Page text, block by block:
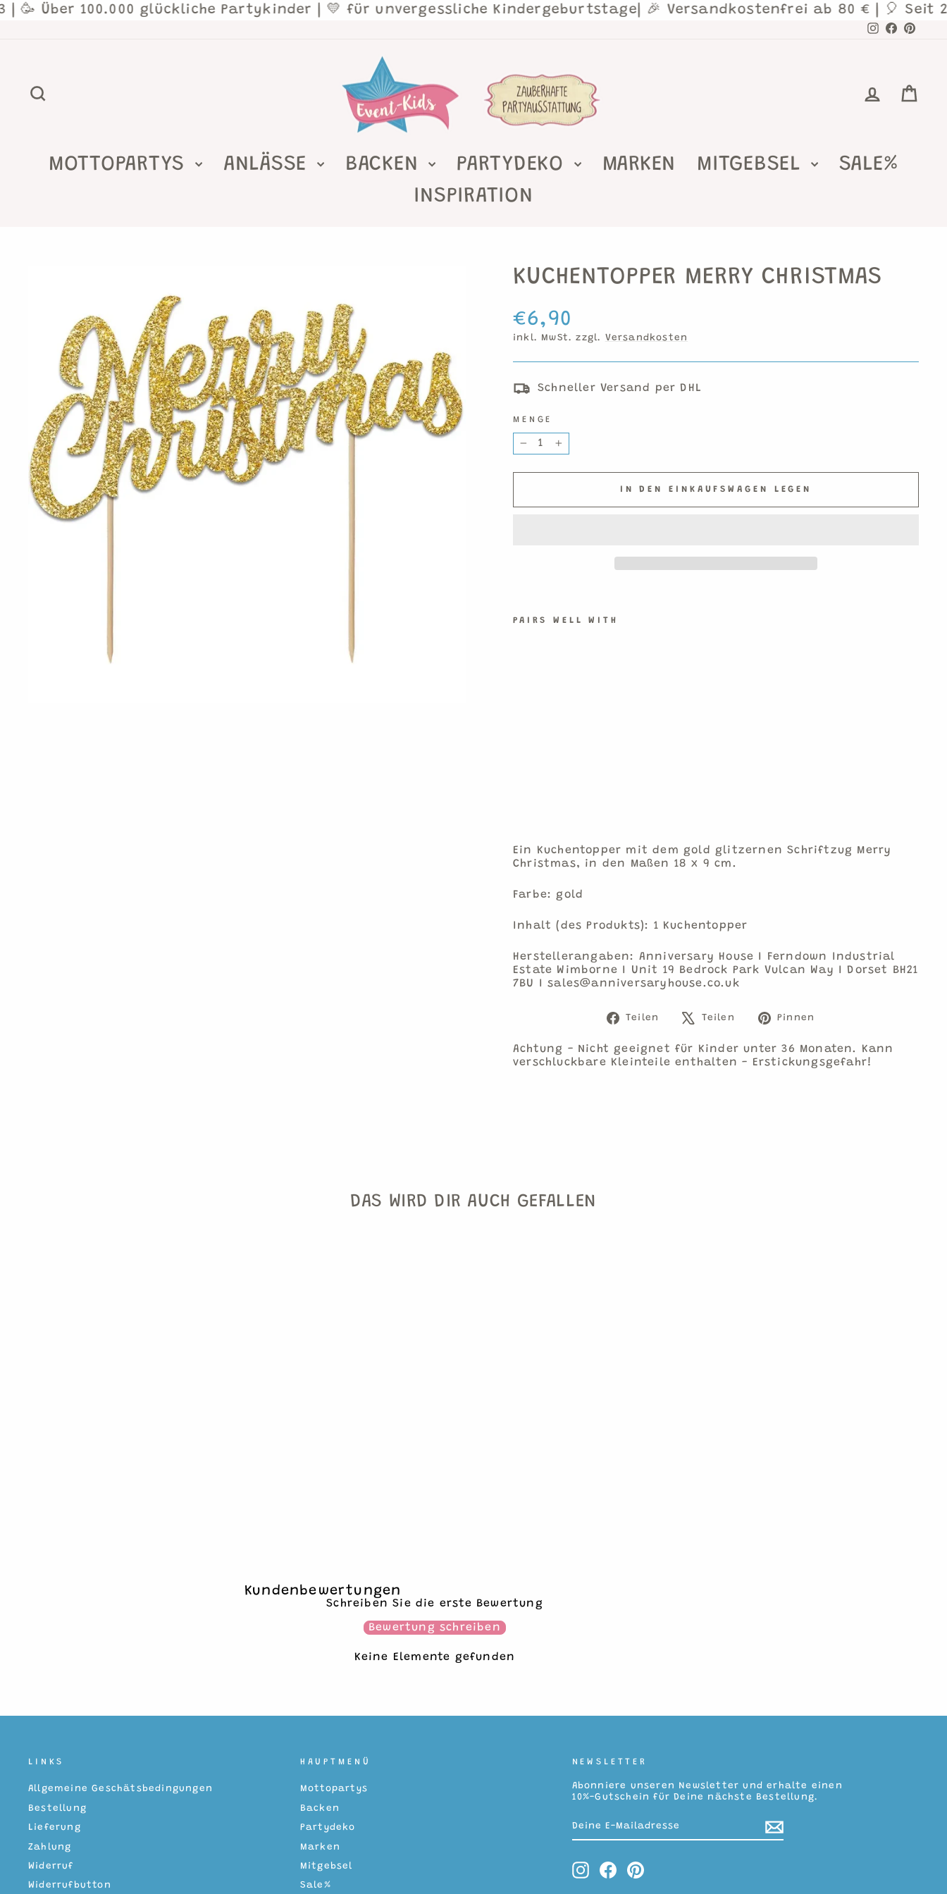
Direkt
zum
Über 100.000 glückliche Partykinder | 💛 für unvergessliche Kindergeburtstage| 🎉 Versandkostenfrei ab 80 € | 🎈 Seit
Instagram
Facebook
MOTTOPARTYS ANLÄSSE BACKEN PARTYDEKO MARKEN MITGEBSEL
SALE%
INSPIRATION
KUCHENTOPPER MERRY CHRISTMAS
Normaler
Preis
€6,90
inkl. MwSt. zzgl. Versandkosten
Schneller Versand per DHL
MENGE
− +
IN DEN EINKAUFSWAGEN LEGEN
PAIRS WELL WITH
Ein Kuchentopper mit dem gold glitzernen Schriftzug Merry
Christmas, in den Maßen 18 x 9 cm.
Farbe: gold
Inhalt (des Produkts): 1 Kuchentopper
Herstellerangaben: Anniversary House I Ferndown Industrial
Estate Wimborne I Unit 19 Bedrock Park Vulcan Way I Dorset BH21
7BU I sales@anniversaryhouse.co.uk
Teilen
Auf
teilen
Teilen
Auf
twittern
Pinnen
pinnen
Achtung - Nicht geeignet für Kinder unter 36 Monaten. Kann
verschluckbare Kleinteile enthalten - Erstickungsgefahr!
DAS WIRD DIR AUCH GEFALLEN
Kundenbewertungen
Schreiben Sie die erste Bewertung
Bewertung schreiben
Keine Elemente gefunden
LINKS
Allgemeine Geschätsbedingungen
Bestellung
Lieferung
Zahlung
Widerruf
Widerrufbutton
HAUPTMENÜ
Mottopartys
Backen
Partydeko
Marken
Mitgebsel
Sale%
NEWSLETTER
Abonniere unseren Newsletter und erhalte einen
10%-Gutschein für Deine nächste Bestellung.
E-
Instagram
FacebookPinterest